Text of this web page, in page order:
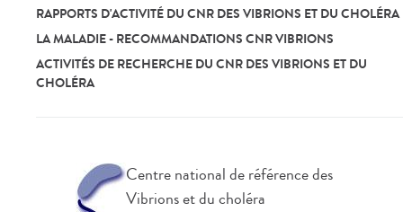
RAPPORTS D'ACTIVITÉ DU CNR DES VIBRIONS ET DU CHOLÉRA
LA MALADIE - RECOMMANDATIONS CNR VIBRIONS
ACTIVITÉS DE RECHERCHE DU CNR DES VIBRIONS ET DU
CHOLÉRA
Centre national de référence des
Vibrions et du choléra